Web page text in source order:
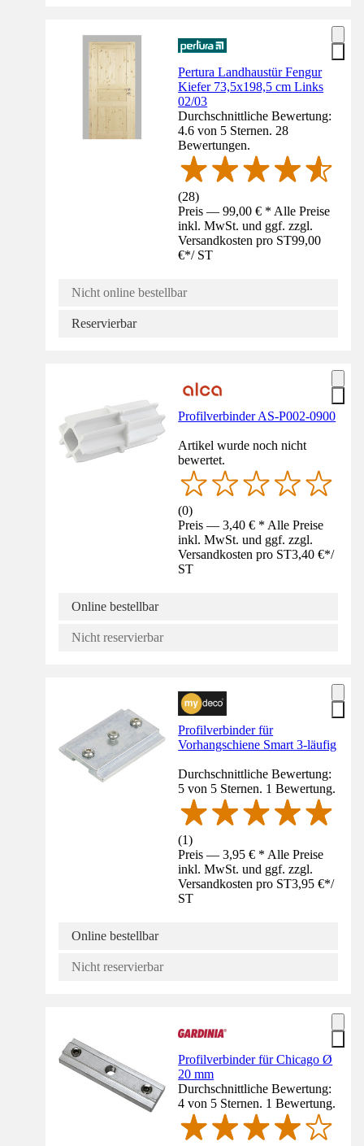
Pertura Landhaustür Fengur
Kiefer 73,5x198,5 cm Links
02/03
Durchschnittliche Bewertung:
4.6 von 5 Sternen. 28
Bewertungen.
(28)
Preis — 99,00 € * Alle Preise
inkl. MwSt. und ggf. zzgl.
Versandkosten pro ST99,00
€*/ ST
Nicht online bestellbar
Reservierbar
Profilverbinder AS-P002-0900
Artikel wurde noch nicht
bewertet.
(0)
Preis — 3,40 € * Alle Preise
inkl. MwSt. und ggf. zzgl.
Versandkosten pro ST3,40 €*/
ST
Online bestellbar
Nicht reservierbar
Profilverbinder für
Vorhangschiene Smart 3-läufig
Durchschnittliche Bewertung:
5 von 5 Sternen. 1 Bewertung.
(1)
Preis — 3,95 € * Alle Preise
inkl. MwSt. und ggf. zzgl.
Versandkosten pro ST3,95 €*/
ST
Online bestellbar
Nicht reservierbar
Profilverbinder für Chicago Ø
20 mm
Durchschnittliche Bewertung:
4 von 5 Sternen. 1 Bewertung.